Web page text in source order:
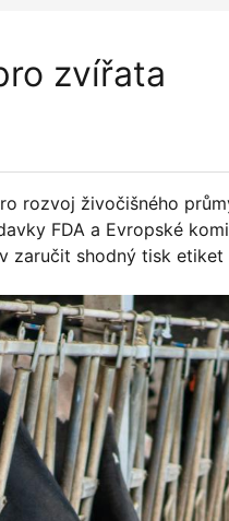
zvířata
rozvoj živočišného
FDA a Evropské
zaručit shodný tisk